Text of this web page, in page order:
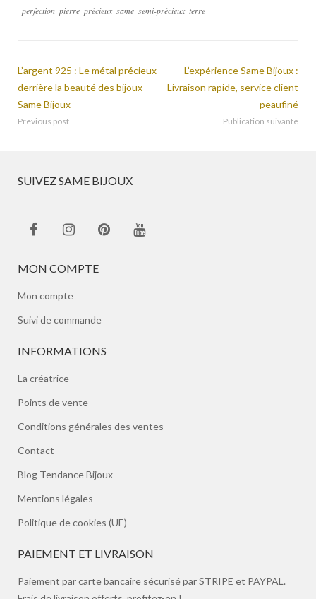
perfection pierre précieux same semi-précieux terre
L’argent 925 : Le métal précieux
derrière la beauté des bijoux
Same Bijoux
Previous post
L’expérience Same Bijoux :
Livraison rapide, service client
peaufiné
Publication suivante
SUIVEZ SAME BIJOUX
MON COMPTE
Mon compte
Suivi de commande
INFORMATIONS
La créatrice
Points de vente
Conditions générales des ventes
Contact
Blog Tendance Bijoux
Mentions légales
Politique de cookies (UE)
PAIEMENT ET LIVRAISON
Paiement par carte bancaire sécurisé par STRIPE et PAYPAL.